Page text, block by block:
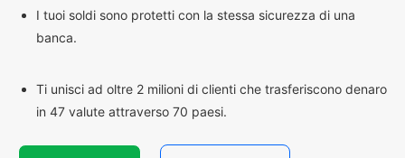
I tuoi soldi sono protetti con la stessa sicurezza di una
banca.
Ti unisci ad oltre 2 milioni di clienti che trasferiscono denaro
in 47 valute attraverso 70 paesi.